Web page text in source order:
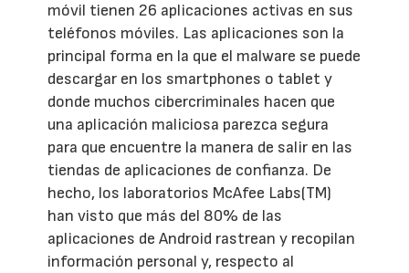
móvil tienen 26 aplicaciones activas en sus
teléfonos móviles. Las aplicaciones son la
principal forma en la que el malware se puede
descargar en los smartphones o tablet y
donde muchos cibercriminales hacen que
una aplicación maliciosa parezca segura
para que encuentre la manera de salir en las
tiendas de aplicaciones de confianza. De
hecho, los laboratorios McAfee Labs(TM)
han visto que más del 80% de las
aplicaciones de Android rastrean y recopilan
información personal y, respecto al